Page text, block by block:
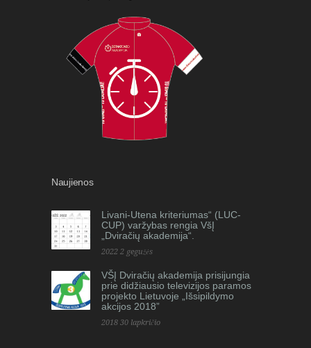
Naujienos
Livani-Utena kriteriumas“ (LUC-
CUP) varžybas rengia VšĮ
„Dviračių akademija“.
2022 2 gegužės
VŠĮ Dviračių akademija prisijungia
prie didžiausio televizijos paramos
projekto Lietuvoje „Išsipildymo
akcijos 2018”
2018 30 lapkričio